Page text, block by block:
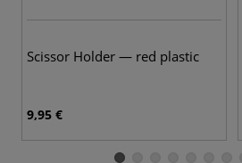
Scissor Holder — red plastic
9,95 €